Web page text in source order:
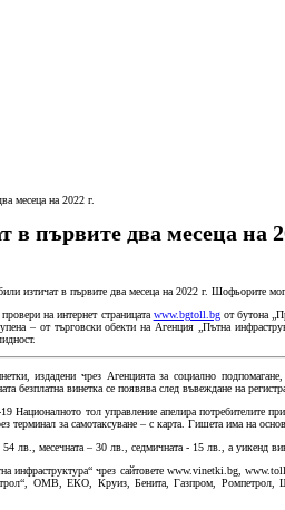
месеца на 2022 г.
първите два месеца на
изтичат в първите два месеца на 2022 г. Шофьорите
на интернет страницата www.bgtoll.bgот бутона
– от търговски обекти на Агенция „Пътна
издадени чрез Агенцията за социално
безплатна винетка се появява след въвеждане на
Националното тол управление апелира потребителите
за самотаксуване – с карта. Гишета има на
лв., месечната – 30 лв., седмичната - 15 лв., а уикенд
инфраструктура“ чрез сайтовете www.vinetki.bg,
ОМВ, ЕКО, Круиз, Бенита, Газпром,